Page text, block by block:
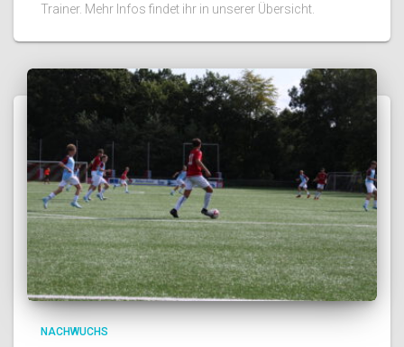
Trainer. Mehr Infos findet ihr in unserer Übersicht.
NACHWUCHS